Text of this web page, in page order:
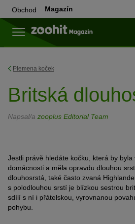
Obchod Magazín
Plemena koček
Britská
Napsal/a zooplus Editorial Team
Jestli právě hledáte kočku, která by
domácnosti a měla opravdu dlouhou
dlouhosrstá, také často zvaná
s polodlouhou srstí je blízkou sestrou
sdílí s ní i přátelskou, vyrovnanou
pohybu.